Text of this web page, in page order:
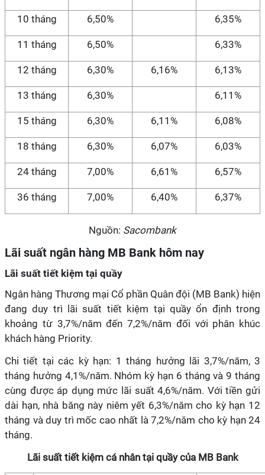
10 tháng 6,50% 6,35%
11 tháng 6,50% 6,33%
12 tháng 6,30% 6,16% 6,13%
13 tháng 6,30% 6,11%
15 tháng 6,30% 6,11% 6,08%
18 tháng 6,30% 6,07% 6,03%
24 tháng 7,00% 6,61% 6,57%
36 tháng 7,00% 6,40% 6,37%
Nguồn: Sacombank
Lãi suất ngân hàng MB Bank hôm nay
Lãi suất tiết kiệm tại quầy
Ngân hàng Thương mại Cổ phần Quân đội (MB Bank) hiện
đang duy trì lãi suất tiết kiệm tại quầy ổn định trong
khoảng từ 3,7%/năm đến 7,2%/năm đối với phân khúc
khách hàng Priority.
Chi tiết tại các kỳ hạn: 1 tháng hưởng lãi 3,7%/năm, 3
tháng hưởng 4,1%/năm. Nhóm kỳ hạn 6 tháng và 9 tháng
cùng được áp dụng mức lãi suất 4,6%/năm. Với tiền gửi
dài hạn, nhà băng này niêm yết 6,3%/năm cho kỳ hạn 12
tháng và duy trì mốc cao nhất là 7,2%/năm cho kỳ hạn 24
tháng.
Lãi suất tiết kiệm cá nhân tại quầy của MB Bank